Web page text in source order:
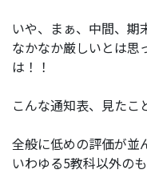
いや、まぁ、中間、期
なかなか厳しいとは思
は！！
こんな通知表、見たこ
全般に低めの評価が並
いわゆる5教科以外の